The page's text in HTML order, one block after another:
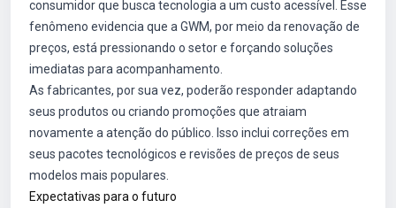
consumidor que busca tecnologia a um custo acessível. Esse
fenômeno evidencia que a GWM, por meio da renovação de
preços, está pressionando o setor e forçando soluções
imediatas para acompanhamento.
As fabricantes, por sua vez, poderão responder adaptando
seus produtos ou criando promoções que atraiam
novamente a atenção do público. Isso inclui correções em
seus pacotes tecnológicos e revisões de preços de seus
modelos mais populares.
Expectativas para o futuro